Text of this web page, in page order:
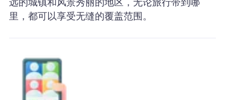
远的城镇和风景秀丽的地区，无论旅行带到哪
里，都可以享受无缝的覆盖范围。